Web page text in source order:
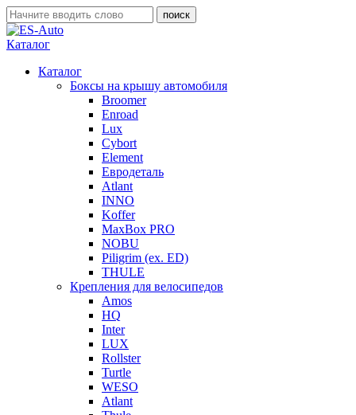
Каталог
Каталог
Боксы на крышу автомобиля
Broomer
Enroad
Lux
Cybort
Element
Евродеталь
Atlant
INNO
Koffer
MaxBox PRO
NOBU
Piligrim (ex. ED)
THULE
Крепления для велосипедов
Amos
HQ
Inter
LUX
Rollster
Turtle
WESO
Atlant